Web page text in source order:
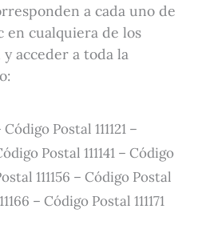
a cada uno de
en cualquiera de los
acceder a toda la
Postal 111121 –
Postal 111141 – Código
111156 – Código Postal
– Código Postal 111171